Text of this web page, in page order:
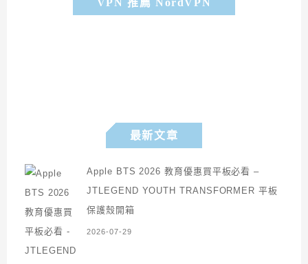
VPN 推薦 NordVPN
最新文章
Apple BTS 2026 教育優惠買平板必看 –
JTLEGEND YOUTH TRANSFORMER 平板
保護殼開箱
2026-07-29